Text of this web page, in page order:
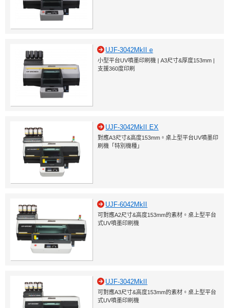
UJF-3042MkII e
小型平台UV噴墨印刷機 | A3尺寸&厚度153mm |
支援360度印刷
UJF-3042MkII EX
對應A3尺寸&高度153mm。桌上型平台UV噴墨印
刷機「特別機種」
UJF-6042MkII
可對應A2尺寸&高度153mm的素材。桌上型平台
式UV噴墨印刷機
UJF-3042MkII
可對應A3尺寸&高度153mm的素材。桌上型平台
式UV噴墨印刷機